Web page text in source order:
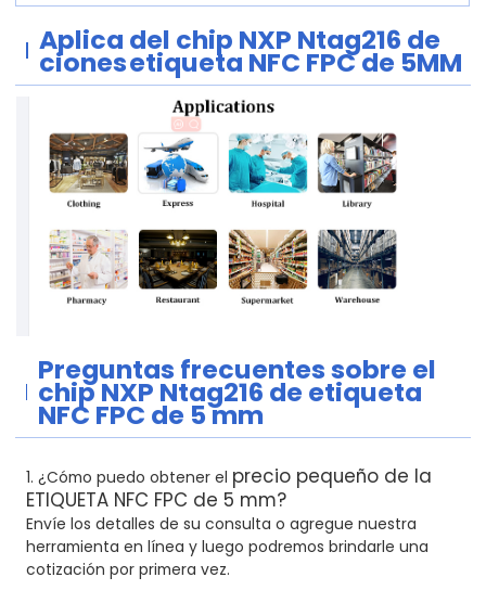
Aplica
ciones
del chip NXP Ntag216 de
etiqueta NFC FPC de 5MM
Preguntas frecuentes sobre el
chip NXP Ntag216 de etiqueta
NFC FPC de 5 mm
1. ¿Cómo puedo obtener el precio pequeño de la
ETIQUETA NFC FPC de 5 mm?
Envíe los detalles de su consulta o agregue nuestra
herramienta en línea y luego podremos brindarle una
cotización por primera vez.